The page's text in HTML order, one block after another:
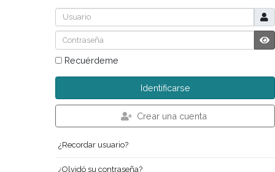
Todos los ciclos se trasmitirán online en
el link para ingresar a este ciclo es el
Ingreso a Zoom
la inasistencia, no podrán asistir a las demás
Contraseña